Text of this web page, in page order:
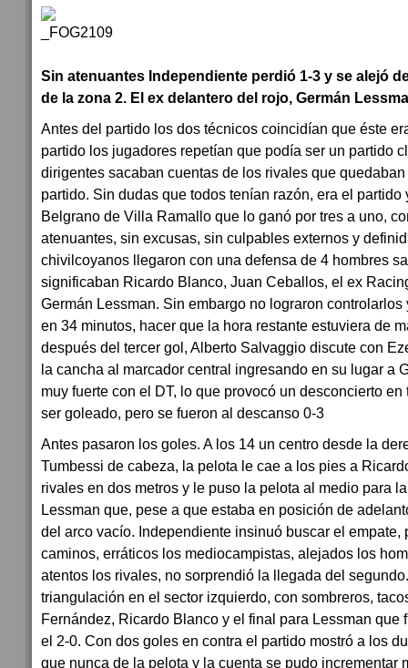
Sin atenuantes Independiente perdió 1-3 y se alejó
de la zona 2. El ex delantero del rojo, Germán
Antes del partido los dos técnicos coincidían que éste
partido los jugadores repetían que podía ser un partido
dirigentes sacaban cuentas de los rivales que
partido. Sin dudas que todos tenían razón, era el partido
Belgrano de Villa Ramallo que lo ganó por tres a uno,
atenuantes, sin excusas, sin culpables externos y
chivilcoyanos llegaron con una defensa de 4 hombres
significaban Ricardo Blanco, Juan Ceballos, el ex
Germán Lessman. Sin embargo no lograron
en 34 minutos, hacer que la hora restante estuviera de
después del tercer gol, Alberto Salvaggio discute con
la cancha al marcador central ingresando en su lugar a
muy fuerte con el DT, lo que provocó un desconcierto
ser goleado, pero se fueron al descanso 0-3
Antes pasaron los goles. A los 14 un centro desde la
Tumbessi de cabeza, la pelota le cae a los pies a
rivales en dos metros y le puso la pelota al medio para
Lessman que, pese a que estaba en posición de
del arco vacío. Independiente insinuó buscar el empate,
caminos, erráticos los mediocampistas, alejados los
atentos los rivales, no sorprendió la llegada del
triangulación en el sector izquierdo, con sombreros,
Fernández, Ricardo Blanco y el final para Lessman que
el 2-0. Con dos goles en contra el partido mostró a los
que nunca de la pelota y la cuenta se pudo incrementar